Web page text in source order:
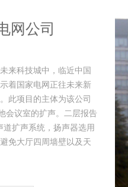
网公司
来科技城中，临近中国
着国家电网正往未来新
此项目的主体为该公司
会议室的扩声。二层报告
扩声系统，扬声器选用
免大厅四周墙壁以及天